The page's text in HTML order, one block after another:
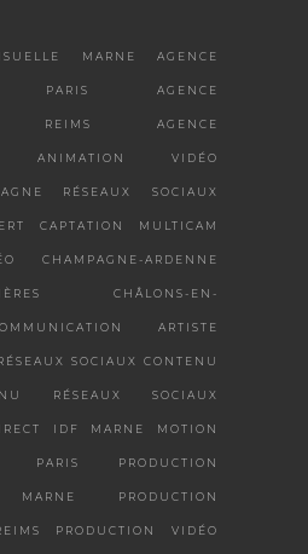
MARNE AGENCE
PARIS AGENCE
REIMS AGENCE
ANIMATION VIDÉO
RÉSEAUX SOCIAUX
CAPTATION MULTICAM
CHAMPAGNE-ARDENNE
CHÂLONS-EN-
ARTISTE
SOCIAUX CONTENU
RÉSEAUX SOCIAUX
IDF MARNE MOTION
PARIS PRODUCTION
MARNE PRODUCTION
PRODUCTION VIDÉO